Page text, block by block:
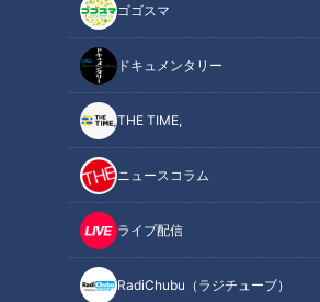
ゴゴスマ
ドキュメンタリー
THE TIME,
ニュースコラム
ライブ配信
RadiChubu（ラジチューブ）
記事に戻る